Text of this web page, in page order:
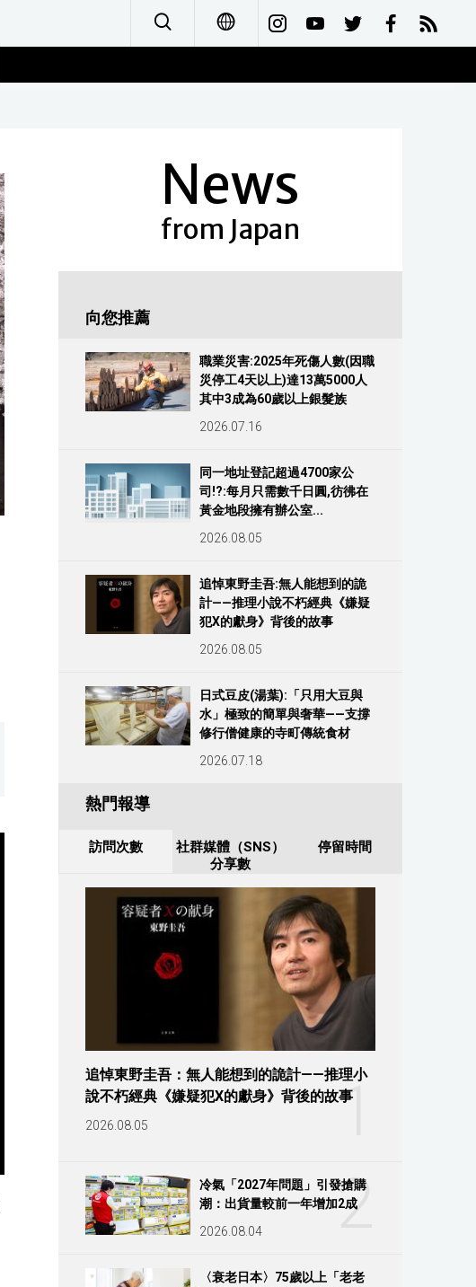
Français
News
from Japan
向您推薦
職業災害:2025年死傷人數(因職
災停工4天以上)達13萬5000人
其中3成為60歲以上銀髮族
2026.07.16
同一地址登記超過4700家公
司!?:每月只需數千日圓,彷彿在
黃金地段擁有辦公室...
2026.08.05
追悼東野圭吾:無人能想到的詭
計——推理小說不朽經典《嫌疑
犯X的獻身》背後的故事
2026.08.05
日式豆皮(湯葉):「只用大豆與
水」極致的簡單與奢華——支撐
修行僧健康的寺町傳統食材
2026.07.18
熱門報導
訪問次數
社群媒體（SNS）
分享數
停留時間
1
追悼東野圭吾：無人能想到的詭計——推理小
說不朽經典《嫌疑犯X的獻身》背後的故事
2026.08.05
2
冷氣「2027年問題」引發搶購
潮：出貨量較前一年增加2成
2026.08.04
〈衰老日本〉75歲以上「老老